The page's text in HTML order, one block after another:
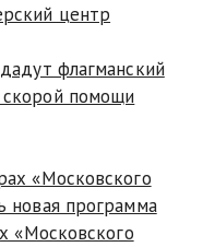
флагманский
помощи
«Московского